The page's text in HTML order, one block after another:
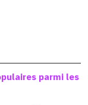
parmi les